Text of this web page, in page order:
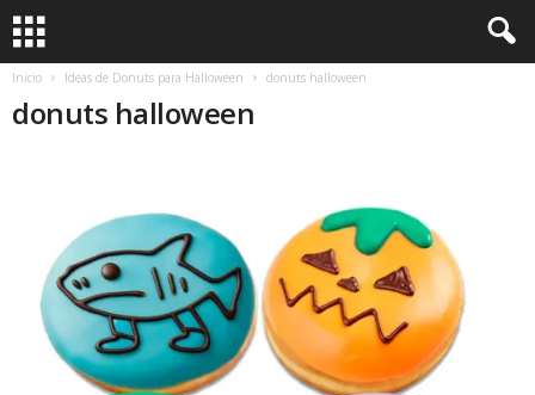
Inicio Ideas de Donuts para Halloween donuts halloween
donuts halloween